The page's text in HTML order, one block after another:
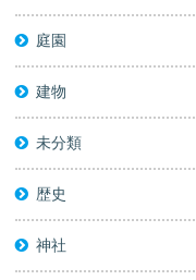
庭園
建物
未分類
歴史
神社